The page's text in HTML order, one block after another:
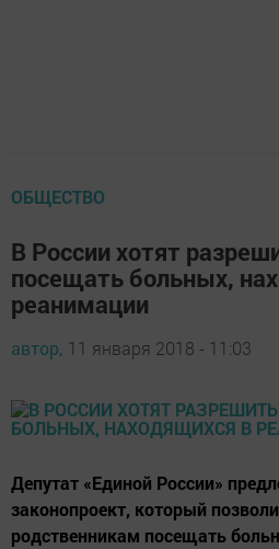
ОБЩЕСТВО
В России хотят
посещать больных,
реанимации
автор, 11 января 2018 - 11:03
Депутат «Единой России»
законопроект, который
родственникам посещать